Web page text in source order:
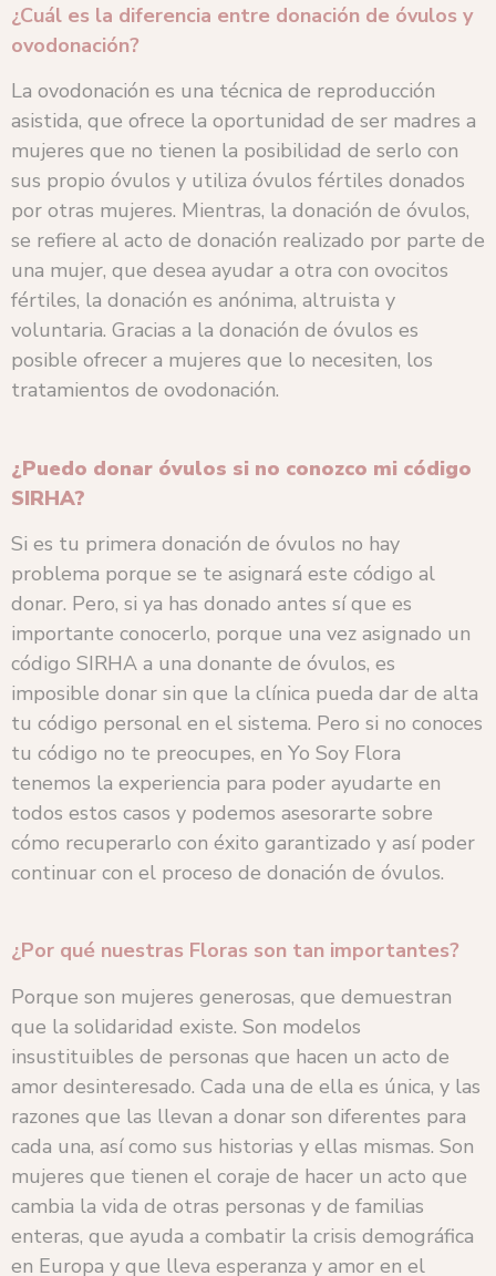
¿Cuál es la diferencia entre donación de óvulos y
ovodonación?
La ovodonación es una técnica de reproducción
asistida, que ofrece la oportunidad de ser madres a
mujeres que no tienen la posibilidad de serlo con
sus propio óvulos y utiliza óvulos fértiles donados
por otras mujeres. Mientras, la donación de óvulos,
se refiere al acto de donación realizado por parte de
una mujer, que desea ayudar a otra con ovocitos
fértiles, la donación es anónima, altruista y
voluntaria. Gracias a la donación de óvulos es
posible ofrecer a mujeres que lo necesiten, los
tratamientos de ovodonación.
¿Puedo donar óvulos si no conozco mi código
SIRHA?
Si es tu primera donación de óvulos no hay
problema porque se te asignará este código al
donar. Pero, si ya has donado antes sí que es
importante conocerlo, porque una vez asignado un
código SIRHA a una donante de óvulos, es
imposible donar sin que la clínica pueda dar de alta
tu código personal en el sistema. Pero si no conoces
tu código no te preocupes, en Yo Soy Flora
tenemos la experiencia para poder ayudarte en
todos estos casos y podemos asesorarte sobre
cómo recuperarlo con éxito garantizado y así poder
continuar con el proceso de donación de óvulos.
¿Por qué nuestras Floras son tan importantes?
Porque son mujeres generosas, que demuestran
que la solidaridad existe. Son modelos
insustituibles de personas que hacen un acto de
amor desinteresado. Cada una de ella es única, y las
razones que las llevan a donar son diferentes para
cada una, así como sus historias y ellas mismas. Son
mujeres que tienen el coraje de hacer un acto que
cambia la vida de otras personas y de familias
enteras, que ayuda a combatir la crisis demográfica
en Europa y que lleva esperanza y amor en el